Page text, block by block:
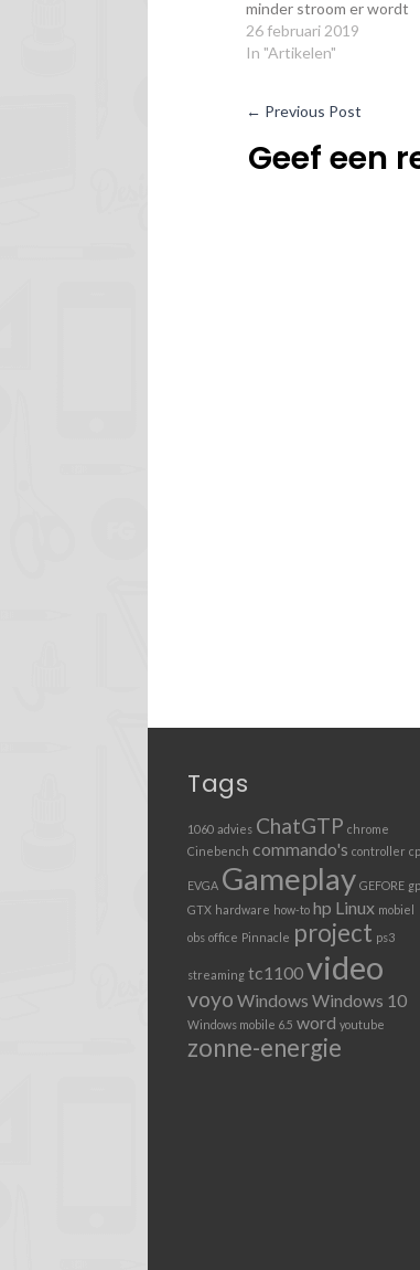
minder stroom er wordt
gebruikt. Lagere resolutie
gebruiken Hoe hoger de
moeten worden gedaan
alle pixels op het scherm
te sturen Programma’s
26 februari 2019
In "Artikelen"
← Previous Post
Geef een
Tags
1060 advies ChatGTP chrome
Cinebench commando's controller
EVGA Gameplay GEFORE
GTX hardware how-to hp Linux mobiel
obs office Pinnacle project ps3
streaming tc1100video
voyo Windows Windows 10
Windows mobile 6.5 word youtube
zonne-energie